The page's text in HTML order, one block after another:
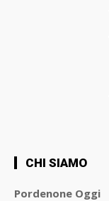
CHI SIAMO
Pordenone Oggi